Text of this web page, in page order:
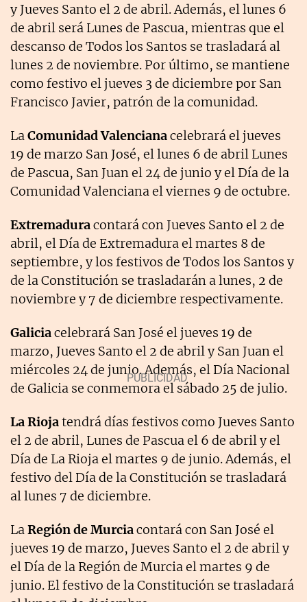
y Jueves Santo el 2 de abril. Además, el lunes 6
de abril será Lunes de Pascua, mientras que el
descanso de Todos los Santos se trasladará al
lunes 2 de noviembre. Por último, se mantiene
como festivo el jueves 3 de diciembre por San
Francisco Javier, patrón de la comunidad.
LaComunidad Valencianacelebrará el jueves
19 de marzo San José, el lunes 6 de abril Lunes
de Pascua, San Juan el 24 de junio y el Día de la
Comunidad Valenciana el viernes 9 de octubre.
Extremaduracontará con Jueves Santo el 2 de
abril, el Día de Extremadura el martes 8 de
septiembre, y los festivos de Todos los Santos y
de la Constitución se trasladarán a lunes, 2 de
noviembre y 7 de diciembre respectivamente.
Galiciacelebrará San José el jueves 19 de
marzo, Jueves Santo el 2 de abril y San Juan el
miércoles 24 de junio. Además, el Día Nacional
de Galicia se conmemora el sábado 25 de julio.
La Riojatendrá días festivos como Jueves Santo
el 2 de abril, Lunes de Pascua el 6 de abril y el
Día de La Rioja el martes 9 de junio. Además, el
festivo del Día de la Constitución se trasladará
al lunes 7 de diciembre.
LaRegión de Murciacontará con San José el
jueves 19 de marzo, Jueves Santo el 2 de abril y
el Día de la Región de Murcia el martes 9 de
junio. El festivo de la Constitución se trasladará